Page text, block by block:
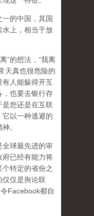
的中国，其国
水上，相当于放
”的想法，“我离
天真也很危险的
人能躲得开互
，也要去银行存
您还是在互联
它以一种逃避的
。
全球最先进的审
府已经有能力将
特定的省份之
仅仅是舆论联
Facebook都自